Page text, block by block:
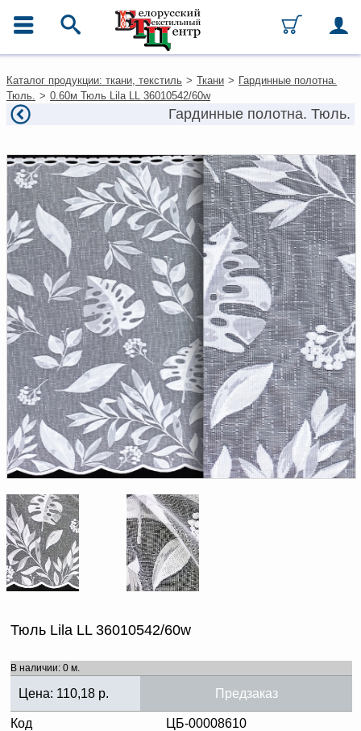
Каталог
Ткани
Домашний текстиль
Ковры
Текстиль для ресторанов и
гостиниц
Текстильная галантерея и
фурнитура
Условия работы
Оплата и доставка
Как оформить заказ
Вакансии
Как нас найти
Написать нам
Доверенность на
получение груза
Документы по работе с
персональными данными
Письмо руководителю
Вопросы и ответы
Новости | Статьи
Каталог продукции: ткани, текстиль > Ткани > Гардинные полотна.
Тюль. > 0.60м Тюль Lila LL 36010542/60w
Гардинные полотна. Тюль.
Тюль Lila LL 36010542/60w
В наличии: 0 м.
Цена: 110,18 р. Предзаказ
Код
ЦБ-00008610
Добавить